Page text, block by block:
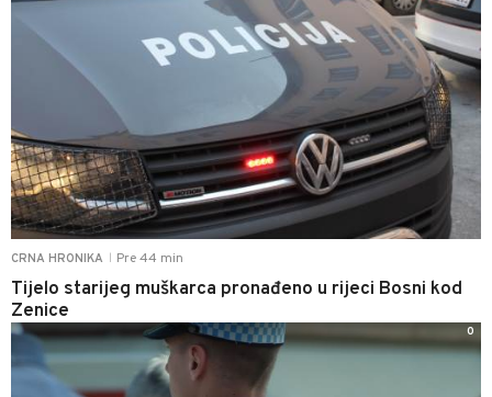
CRNA HRONIKA Pre 44 min
Tijelo starijeg muškarca pronađeno u rijeci Bosni kod
Zenice
0